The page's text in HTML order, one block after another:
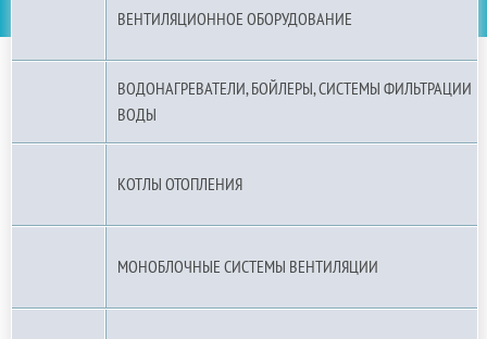
ВЕНТИЛЯЦИОННОЕ ОБОРУДОВАНИЕ
ВОДОНАГРЕВАТЕЛИ, БОЙЛЕРЫ, СИСТЕМЫ ФИЛЬТРАЦИИ
ВОДЫ
КОТЛЫ ОТОПЛЕНИЯ
МОНОБЛОЧНЫЕ СИСТЕМЫ ВЕНТИЛЯЦИИ